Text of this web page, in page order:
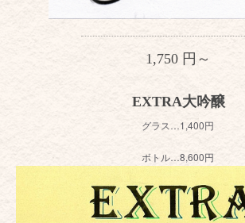
1,750 円～
EXTRA大吟醸
グラス…1,400円
ボトル…8,600円